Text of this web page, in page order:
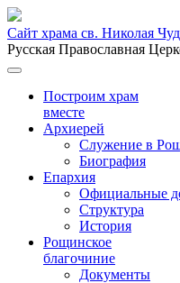
Сайт храма св. Николая
Русская Православная
Построим храм
вместе
Архиерей
Служение в
Биография
Епархия
Официальные
Структура
История
Рощинское
благочиние
Документы